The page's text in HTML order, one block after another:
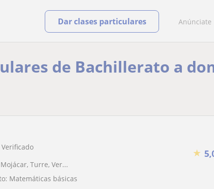
Anúnciate
Dar clases particulares
de Bachillerato a
★
Turre, Ver...
Matemáticas básicas